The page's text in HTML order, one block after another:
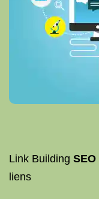
Link Building SEO
liens